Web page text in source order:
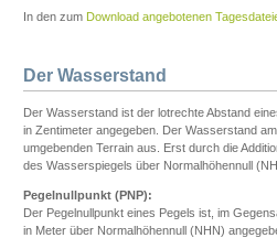
In den zum Download angebotenen
Der Wasserstand
Der Wasserstand ist der lotrechte Abstand
in Zentimeter angegeben. Der Wasserstand
umgebenden Terrain aus. Erst durch die
des Wasserspiegels über Normalhöhennull
Pegelnullpunkt (PNP):
Der Pegelnullpunkt eines Pegels ist, im
in Meter über Normalhöhennull (NHN)